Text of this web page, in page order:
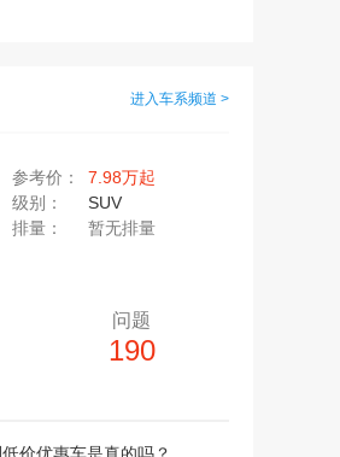
进入车系频道 >
参考价：
7.98万起
级别：
SUV
排量：
暂无排量
问题
190
于200M